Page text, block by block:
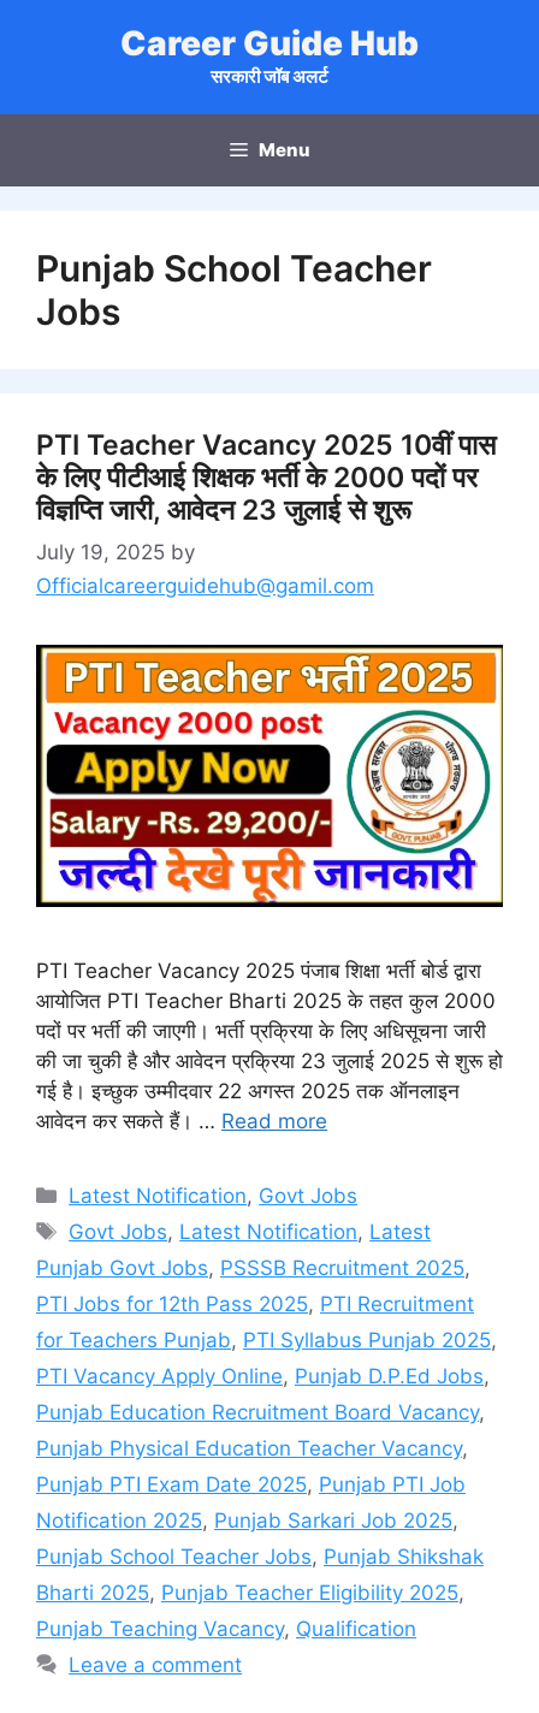
Career Guide Hub
सरकारी जॉब अलर्ट
Menu
Punjab School Teacher
Jobs
PTI Teacher Vacancy 2025 10वीं पास
के लिए पीटीआई शिक्षक भर्ती के 2000 पदों पर
विज्ञप्ति जारी, आवेदन 23 जुलाई से शुरू
July 19, 2025 by
Officialcareerguidehub@gamil.com
PTI Teacher Vacancy 2025 पंजाब शिक्षा भर्ती बोर्ड द्वारा
आयोजित PTI Teacher Bharti 2025 के तहत कुल 2000
पदों पर भर्ती की जाएगी। भर्ती प्रक्रिया के लिए अधिसूचना जारी
की जा चुकी है और आवेदन प्रक्रिया 23 जुलाई 2025 से शुरू हो
गई है। इच्छुक उम्मीदवार 22 अगस्त 2025 तक ऑनलाइन
आवेदन कर सकते हैं। … Read more
Categories
Latest Notification, Govt Jobs
Tags
Govt Jobs, Latest Notification, Latest
Punjab Govt Jobs, PSSSB Recruitment 2025,
PTI Jobs for 12th Pass 2025, PTI Recruitment
for Teachers Punjab, PTI Syllabus Punjab 2025,
PTI Vacancy Apply Online, Punjab D.P.Ed Jobs,
Punjab Education Recruitment Board Vacancy,
Punjab Physical Education Teacher Vacancy,
Punjab PTI Exam Date 2025, Punjab PTI Job
Notification 2025, Punjab Sarkari Job 2025,
Punjab School Teacher Jobs, Punjab Shikshak
Bharti 2025, Punjab Teacher Eligibility 2025,
Punjab Teaching Vacancy, Qualification
Leave a comment